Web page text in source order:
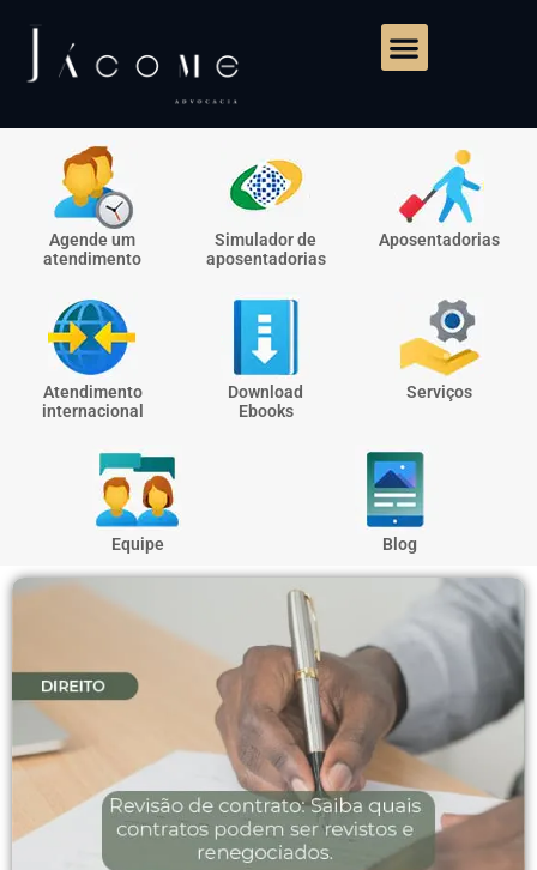
Agende um
atendimento
Simulador de
aposentadorias
Aposentadorias
Atendimento
internacional
Download
Ebooks
Serviços
Equipe Blog